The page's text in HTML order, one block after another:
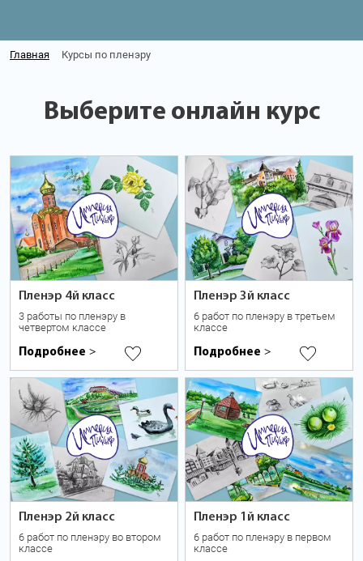
Главная Курсы по пленэру
Выберите онлайн курс
Пленэр 4й класс
3 работы по пленэру в
четвертом классе
Подробнее >
Пленэр 3й класс
6 работ по пленэру в третьем
классе
Подробнее >
Пленэр 2й класс
6 работ по пленэру во втором
классе
Пленэр 1й класс
6 работ по пленэру в первом
классе